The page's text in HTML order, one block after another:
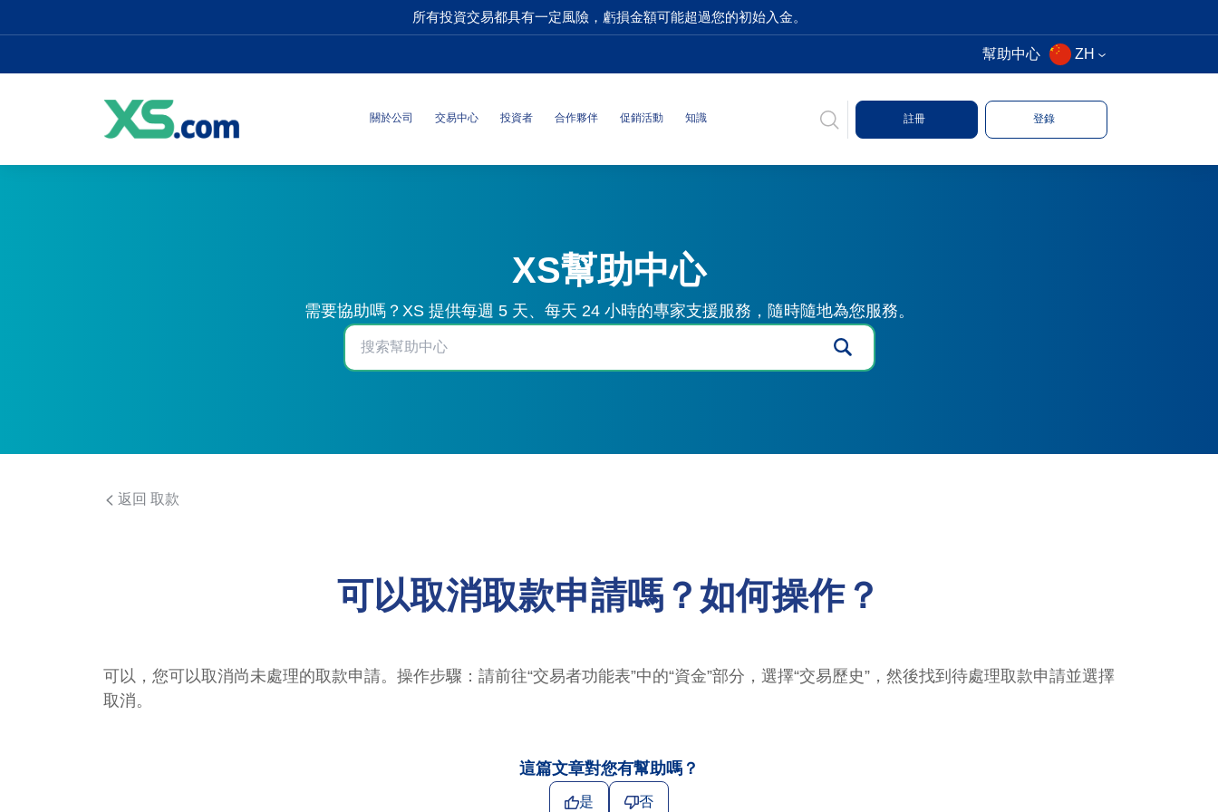
所有投資交易都具有一定風險，虧損金額可能超過您的初始入金。
幫助中心 ZH
關於公司 交易中心 投資者 合作夥伴 促銷活動 知識 註冊 登錄
XS幫助中心
需要協助嗎？XS 提供每週 5 天、每天 24 小時的專家支援服務，隨時隨地為您服務。
返回 取款
可以取消取款申請嗎？如何操作？
可以，您可以取消尚未處理的取款申請。操作步驟：請前往“交易者功能表”中的“資金”部分，選擇“交易歷史”，然後找到待處理取款申請並選擇
取消。
這篇文章對您有幫助嗎？
是 否